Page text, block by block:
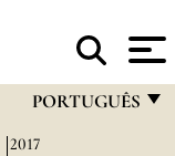
PORTUGUÊS
FRANÇAIS
2017